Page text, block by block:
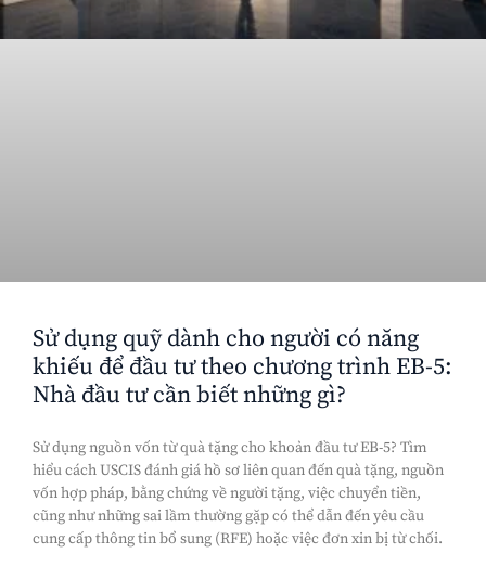
Sử dụng quỹ dành cho người có năng
khiếu để đầu tư theo chương trình EB-5:
Nhà đầu tư cần biết những gì?
Sử dụng nguồn vốn từ quà tặng cho khoản đầu tư EB-5? Tìm
hiểu cách USCIS đánh giá hồ sơ liên quan đến quà tặng, nguồn
vốn hợp pháp, bằng chứng về người tặng, việc chuyển tiền,
cũng như những sai lầm thường gặp có thể dẫn đến yêu cầu
cung cấp thông tin bổ sung (RFE) hoặc việc đơn xin bị từ chối.